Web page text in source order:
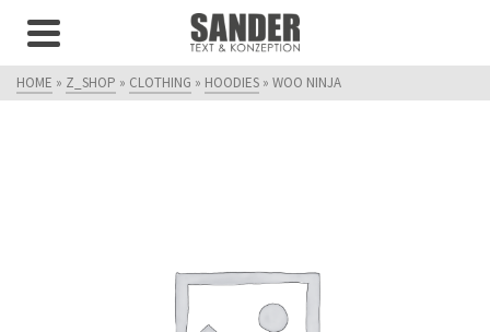
HOME » Z_SHOP » CLOTHING » HOODIES » WOO NINJA